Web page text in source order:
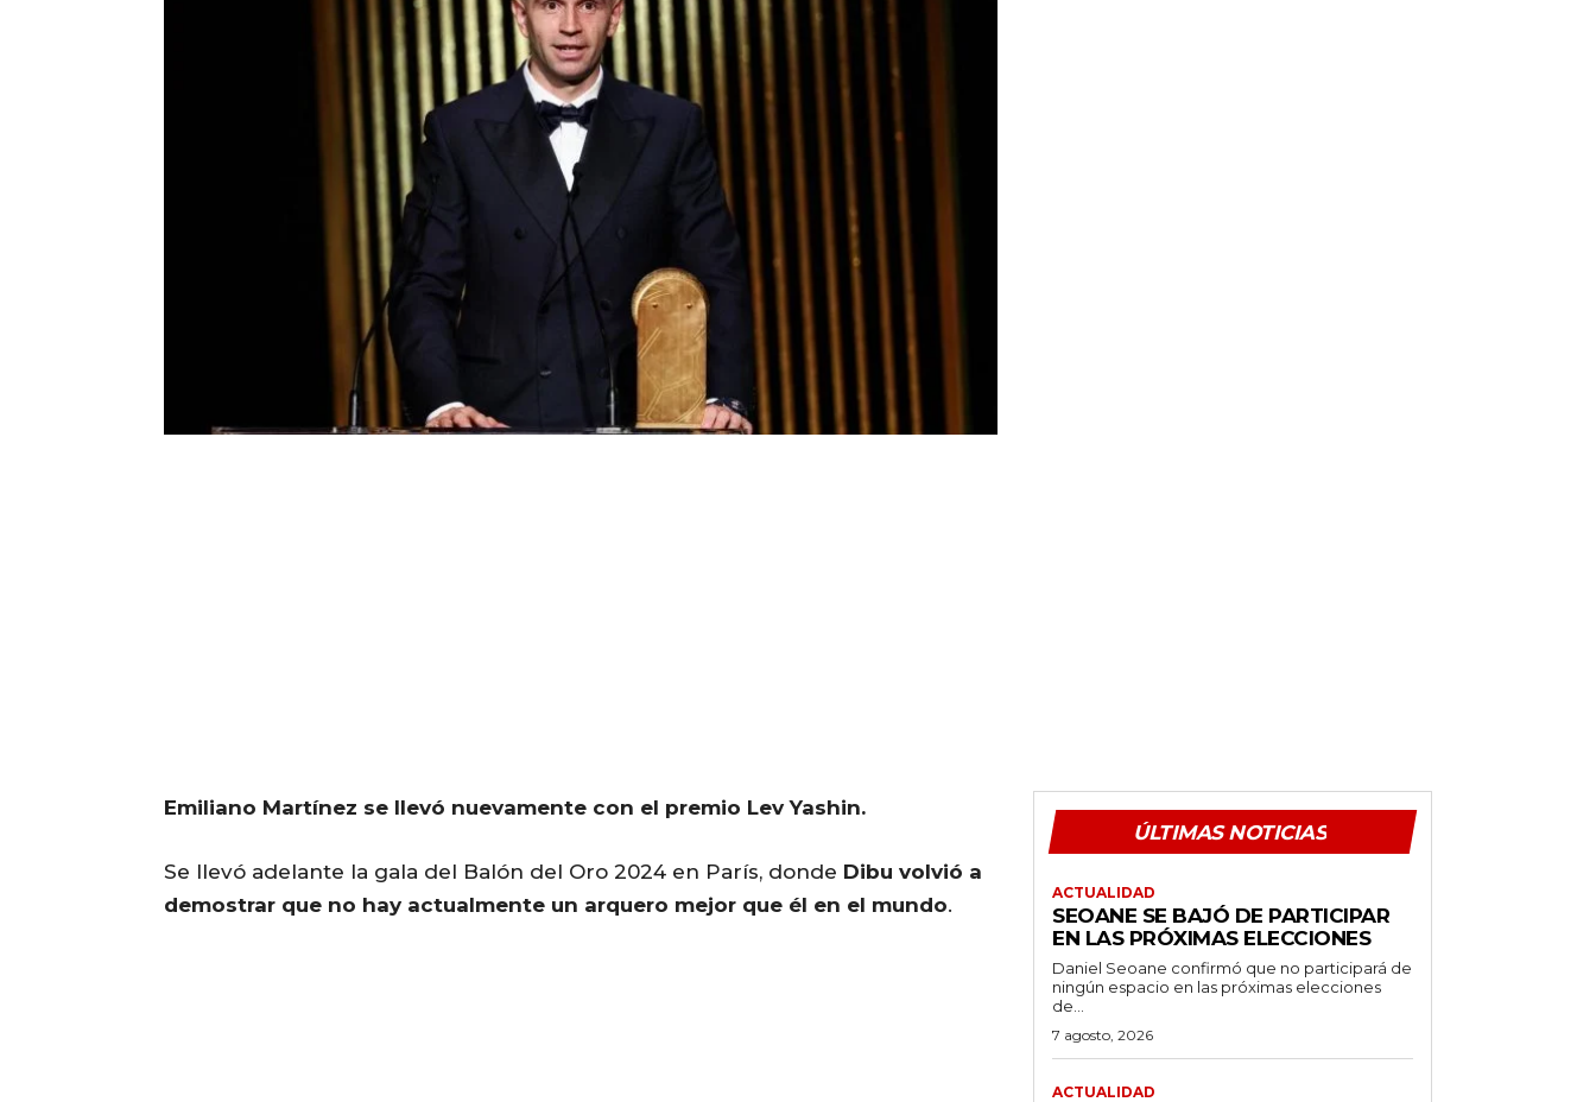
Emiliano Martínez se llevó nuevamente con el premio Lev Yashin.
Se llevó adelante la gala del Balón del Oro 2024 en París, donde Dibu volvió a
demostrar que no hay actualmente un arquero mejor que él en el mundo.
ÚLTIMAS NOTICIAS
ACTUALIDAD
SEOANE SE BAJÓ DE PARTICIPAR
EN LAS PRÓXIMAS ELECCIONES
Daniel Seoane confirmó que no participará de
ningún espacio en las próximas elecciones
de...
7 agosto, 2026
ACTUALIDAD